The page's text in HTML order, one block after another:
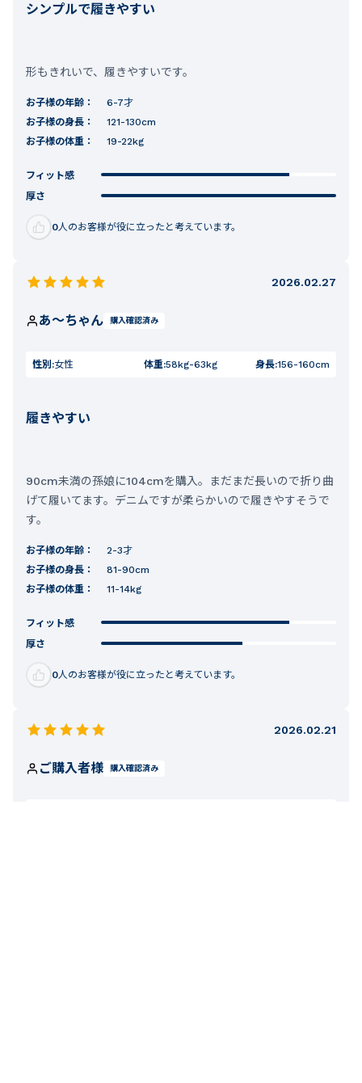
シンプルで履きやすい
形もきれいで、履きやすいです。
お子様の年齢：
6-7才
お子様の身長：
121-130cm
お子様の体重：
19-22kg
フィット感
厚さ
0人のお客様が役に立ったと考えています。
2026.02.27
あ〜ちゃん 購入確認済み
性別:女性 体重:58kg-63kg 身長:156-160cm
履きやすい
90cm未満の孫娘に104cmを購入。まだまだ長いので折り曲
げて履いてます。デニムですが柔らかいので履きやすそうで
す。
お子様の年齢：
2-3才
お子様の身長：
81-90cm
お子様の体重：
11-14kg
フィット感
厚さ
0人のお客様が役に立ったと考えています。
2026.02.21
ご購入者様 購入確認済み